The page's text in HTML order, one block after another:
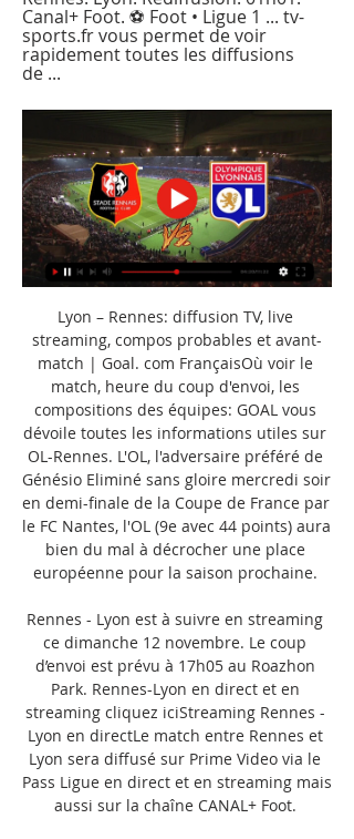
Canal+ Foot. ⚽ Foot • Ligue 1 ... tv-
sports.fr vous permet de voir
rapidement toutes les diffusions
de ...
Lyon – Rennes: diffusion TV, live
streaming, compos probables et avant-
match | Goal. com FrançaisOù voir le
match, heure du coup d'envoi, les
compositions des équipes: GOAL vous
dévoile toutes les informations utiles sur
OL-Rennes. L'OL, l'adversaire préféré de
Génésio Eliminé sans gloire mercredi soir
en demi-finale de la Coupe de France par
le FC Nantes, l'OL (9e avec 44 points) aura
bien du mal à décrocher une place
européenne pour la saison prochaine.
Rennes - Lyon est à suivre en streaming
ce dimanche 12 novembre. Le coup
d’envoi est prévu à 17h05 au Roazhon
Park. Rennes-Lyon en direct et en
streaming cliquez iciStreaming Rennes -
Lyon en directLe match entre Rennes et
Lyon sera diffusé sur Prime Video via le
Pass Ligue en direct et en streaming mais
aussi sur la chaîne CANAL+ Foot.